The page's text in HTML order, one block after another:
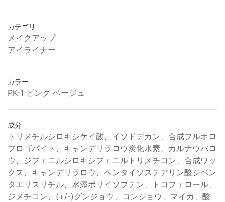
カテゴリ
メイクアップ
アイライナー
カラー
PK-1 ピンク ベージュ
成分
トリメチルシロキシケイ酸、イソドデカン、合成フルオロ
フロゴパイト、キャンデリラロウ炭化水素、カルナウバロ
ウ、ジフェニルシロキシフェニルトリメチコン、合成ワッ
クス、キャンデリラロウ、ペンタイソステアリン酸ジペン
タエリスリチル、水添ポリイソブテン、トコフェロール、
ジメチコン、(+/-)グンジョウ、コンジョウ、マイカ、酸